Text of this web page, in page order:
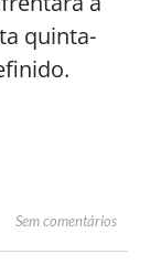
quinta-
Sem comentários